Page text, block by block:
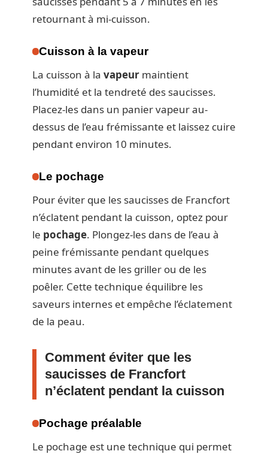
retournant à mi-cuisson.
Cuisson à la vapeur
La cuisson à la vapeur maintient
l’humidité et la tendreté des saucisses.
Placez-les dans un panier vapeur au-
dessus de l’eau frémissante et laissez cuire
pendant environ 10 minutes.
Le pochage
Pour éviter que les saucisses de Francfort
n’éclatent pendant la cuisson, optez pour
le pochage. Plongez-les dans de l’eau à
peine frémissante pendant quelques
minutes avant de les griller ou de les
poêler. Cette technique équilibre les
saveurs internes et empêche l’éclatement
de la peau.
Comment éviter que les
saucisses de Francfort
n’éclatent pendant la cuisson
Pochage préalable
Le pochage est une technique qui permet